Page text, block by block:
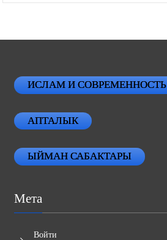
ИСЛАМ И СОВРЕМЕННОСТЬ
АПТАЛЫК
ЫЙМАН САБАКТАРЫ
Мета
Войти